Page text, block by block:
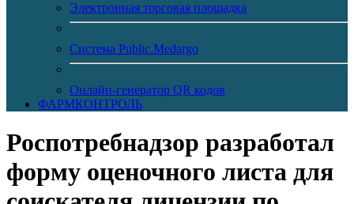
Электронная торговая площадка
Система Public.Medargo
Онлайн-генератор QR кодов
ФАРМКОНТРОЛЬ
Роспотребнадзор разработал
форму оценочного листа для